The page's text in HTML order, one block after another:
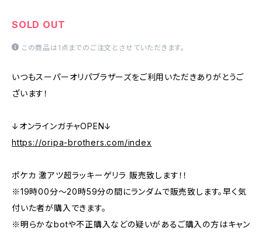
SOLD OUT
この商品は1点までのご注文とさせていただきます。
いつもスーパーオリパブラザーズをご利用いただきありがとうご
ざいます！
↓オンラインガチャOPEN↓
https://oripa-brothers.com/index
ポケカ 激アツ超ラッキーゲリラ 販売致します！！
※19時00分〜20時59分の間にランダムで販売致します。早く気
付いた者が購入できます。
※明らかなbotや不正購入などの疑いがあるご購入の方はキャン